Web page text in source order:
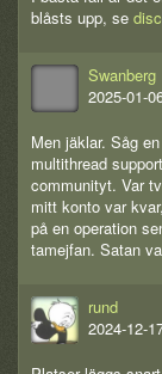
blåsts upp, se
Swanberg
2025-01-
Men jäklar. Såg
multithread
communityt. Var
mitt konto var
på en operation
tamejfan. Satan
rund
2024-12-